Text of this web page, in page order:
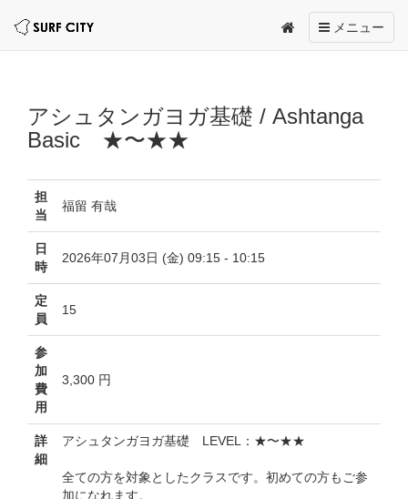
Toggle
navigation
メニュー
アシュタンガヨガ基礎 / Ashtanga
Basic ★〜★★
担
当
福留 有哉
日
時
2026年07月03日 (金) 09:15 - 10:15
定
員
15
参
加
費
用
3,300 円
詳
細
アシュタンガヨガ基礎 LEVEL：★〜★★
全ての方を対象としたクラスです。初めての方もご参
加になれます。